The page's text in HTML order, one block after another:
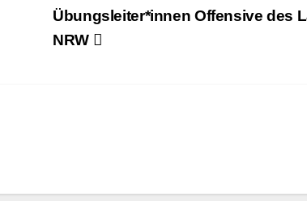
Übungsleiter*innen Offensive des
NRW